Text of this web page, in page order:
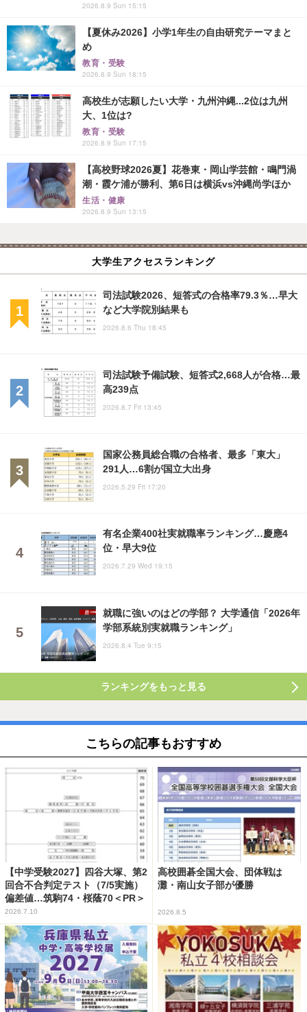
2026.8.9 Sun 15:15
【夏休み2026】小学1年生の自由研究テーマまと
め
教育・受験
2026.8.9 Sun 18:15
高校生が志願したい大学・九州沖縄...2位は九州
大、1位は?
教育・受験
2026.8.9 Sun 17:15
【高校野球2026夏】花巻東・岡山学芸館・鳴門渦
潮・霞ケ浦が勝利、第6日は横浜vs沖縄尚学ほか
生活・健康
2026.8.9 Sun 13:15
大学生アクセスランキング
司法試験2026、短答式の合格率79.3％…早大
など大学院別結果も
2026.8.6 Thu 18:45
司法試験予備試験、短答式2,668人が合格…最
高239点
2026.8.7 Fri 13:45
国家公務員総合職の合格者、最多「東大」
291人…6割が国立大出身
2026.5.29 Fri 17:20
有名企業400社実就職率ランキング…慶應4
位・早大9位
2026.7.29 Wed 19:15
就職に強いのはどの学部？ 大学通信「2026年
学部系統別実就職ランキング」
2026.8.4 Tue 9:15
ランキングをもっと見る
こちらの記事もおすすめ
【中学受験2027】四谷大塚、第2
回合不合判定テスト（7/5実施）
偏差値…筑駒74・桜蔭70＜PR＞
2026.7.10
高校囲碁全国大会、団体戦は
灘・南山女子部が優勝
2026.8.5